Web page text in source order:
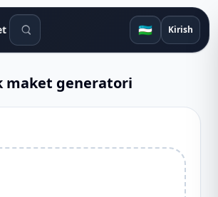
Qidiruv vositalari 🇺🇿 Kirish
maket generatori